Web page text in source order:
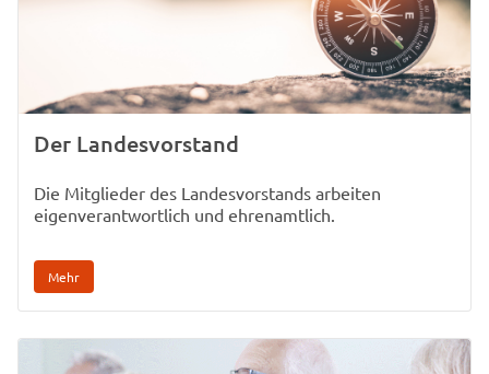
Der Landesvorstand
Die Mitglieder des Landesvorstands arbeiten
eigenverantwortlich und ehrenamtlich.
Mehr